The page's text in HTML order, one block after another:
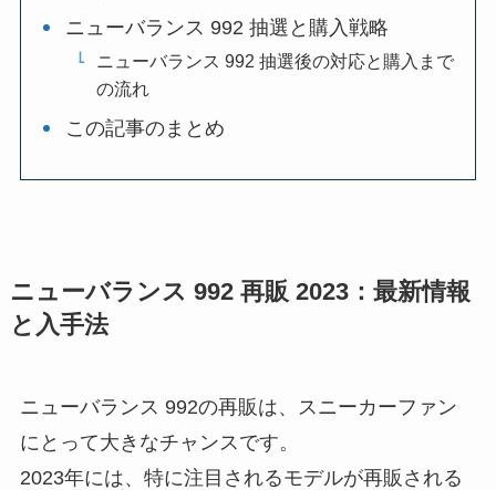
ニューバランス 992 抽選と購入戦略
ニューバランス 992 抽選後の対応と購入まで
の流れ
この記事のまとめ
ニューバランス 992 再販 2023：最新情報
と入手法
ニューバランス 992の再販は、スニーカーファン
にとって大きなチャンスです。
2023年には、特に注目されるモデルが再販される